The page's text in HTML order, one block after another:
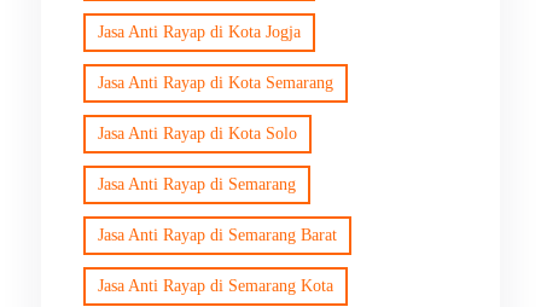
Jasa Anti Rayap di Kota Jogja
Jasa Anti Rayap di Kota Semarang
Jasa Anti Rayap di Kota Solo
Jasa Anti Rayap di Semarang
Jasa Anti Rayap di Semarang Barat
Jasa Anti Rayap di Semarang Kota